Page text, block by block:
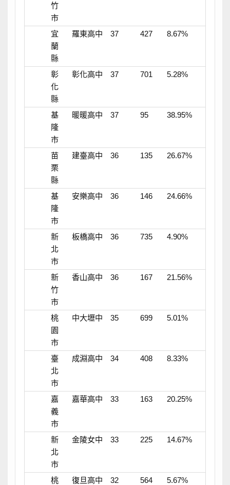
竹
市
宜
蘭
縣
羅東高中 37 427 8.67%
彰
化
縣
彰化高中 37 701 5.28%
基
隆
市
暖暖高中 37 95 38.95%
苗
栗
縣
建臺高中 36 135 26.67%
基
隆
市
安樂高中 36 146 24.66%
新
北
市
板橋高中 36 735 4.90%
新
竹
市
香山高中 36 167 21.56%
桃
園
市
中大壢中 35 699 5.01%
臺
北
市
成淵高中 34 408 8.33%
嘉
義
市
嘉華高中 33 163 20.25%
新
北
市
金陵女中 33 225 14.67%
桃
復旦高中 32 564 5.67%